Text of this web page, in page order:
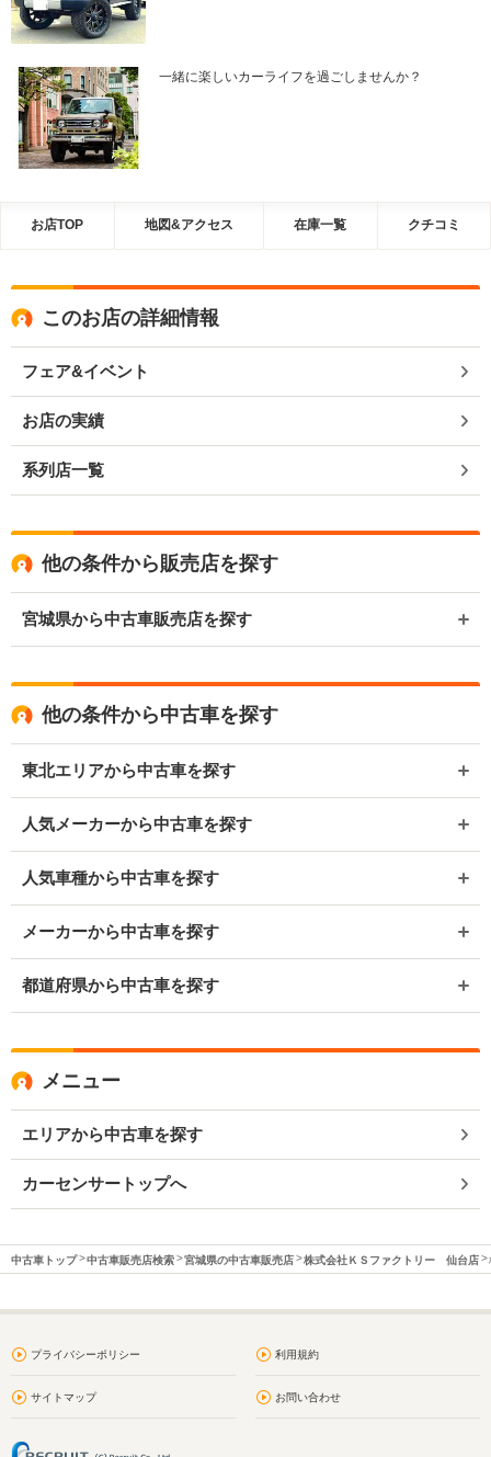
一緒に楽しいカーライフを過ごしませんか？
お店TOP 地図&アクセス 在庫一覧 クチコミ
このお店の詳細情報
フェア&イベント
お店の実績
系列店一覧
他の条件から販売店を探す
宮城県から中古車販売店を探す
他の条件から中古車を探す
東北エリアから中古車を探す
人気メーカーから中古車を探す
人気車種から中古車を探す
メーカーから中古車を探す
都道府県から中古車を探す
メニュー
エリアから中古車を探す
カーセンサートップへ
中古車トップ 中古車販売店検索 宮城県の中古車販売店 株式会社ＫＳファクトリー 仙台店
プライバシーポリシー 利用規約
サイトマップ お問い合わせ